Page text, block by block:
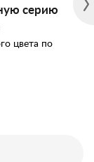
серию
цвета по